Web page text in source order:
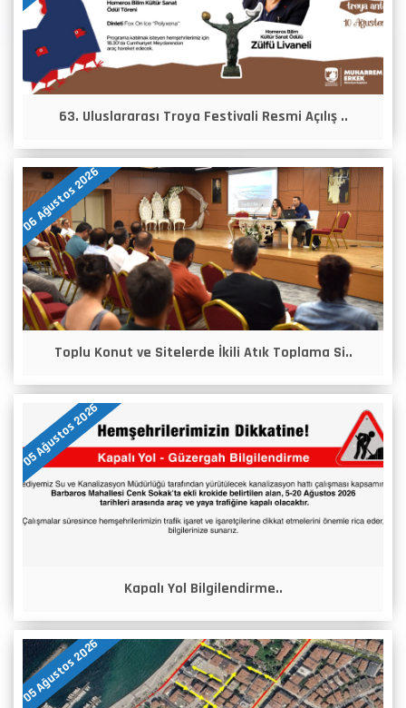
63. Uluslararası Troya Festivali Resmi Açılış ..
06 Ağustos 2026
Toplu Konut ve Sitelerde İkili Atık Toplama Si..
05 Ağustos 2026
Kapalı Yol Bilgilendirme..
05 Ağustos 2026